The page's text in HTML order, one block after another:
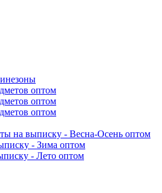
оптом
оптом
оптом
на выписку - Весна-Осень оптом
- Зима оптом
- Лето оптом